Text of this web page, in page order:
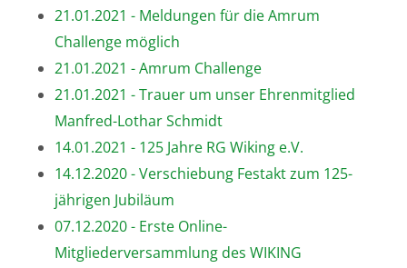
21.01.2021 - Meldungen für die Amrum
Challenge möglich
21.01.2021 - Amrum Challenge
21.01.2021 - Trauer um unser Ehrenmitglied
Manfred-Lothar Schmidt
14.01.2021 - 125 Jahre RG Wiking e.V.
14.12.2020 - Verschiebung Festakt zum 125-
jährigen Jubiläum
07.12.2020 - Erste Online-
Mitgliederversammlung des WIKING